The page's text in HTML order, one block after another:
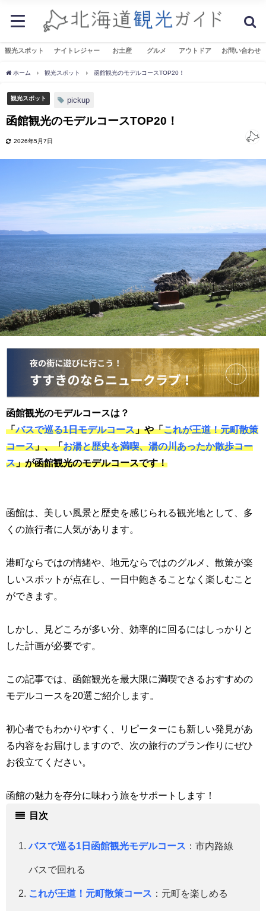
観光スポット ナイトレジャー お土産 グルメ アウトドア お問い合わせ
ホーム 観光スポット 函館観光のモデルコースTOP20！
観光スポット pickup
函館観光のモデルコースTOP20！
2026年5月7日
函館観光のモデルコースは？
「バスで巡る1日モデルコース」や「これが王道！元町散策
コース」、「お湯と歴史を満喫、湯の川あったか散歩コー
ス」が函館観光のモデルコースです！
函館は、美しい風景と歴史を感じられる観光地として、多
くの旅行者に人気があります。
港町ならではの情緒や、地元ならではのグルメ、散策が楽
しいスポットが点在し、一日中飽きることなく楽しむこと
ができます。
しかし、見どころが多い分、効率的に回るにはしっかりと
した計画が必要です。
この記事では、函館観光を最大限に満喫できるおすすめの
モデルコースを20選ご紹介します。
初心者でもわかりやすく、リピーターにも新しい発見があ
る内容をお届けしますので、次の旅行のプラン作りにぜひ
お役立てください。
函館の魅力を存分に味わう旅をサポートします！
目次
バスで巡る1日函館観光モデルコース ：市内路線
バスで回れる
これが王道！元町散策コース ：元町を楽しめる